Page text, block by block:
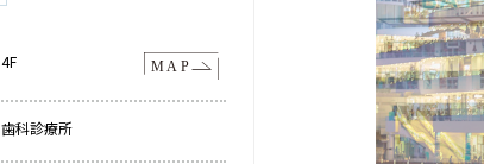
4F
歯科診療所